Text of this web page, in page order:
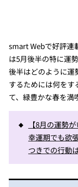
smart Webで好評連
は5月後半の特に運
後半はどのように運
するためには何をす
て、緑豊かな春を満
【8月の運勢
幸運期でも欲
つきでの行動